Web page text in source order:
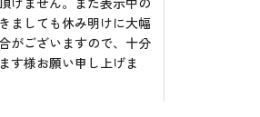
ましても休み明けに大幅
がございますので、十分
す様お願い申し上げま